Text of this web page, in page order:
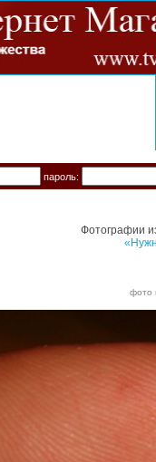
пароль:
Фотографии
фото